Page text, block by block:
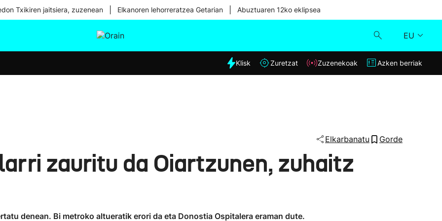
Txikiren jaitsiera, zuzenean Elkanoren lehorreratzea Getarian Abuztuaren 12ko eklipsea
EU
Eguraldia
Klisk
Klisk Zuretzat Zuzenekoak Azken berriak
Elkarbanatu Gorde
zauritu da Oiartzunen, zuhaitz
denean. Bi metroko altueratik erori da eta Donostia Ospitalera eraman dute.